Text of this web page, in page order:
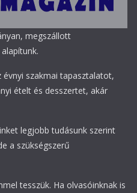
megszállott
szakmai tapasztalatot,
ételt és desszertet, akár
legjobb tudásunk szerint
a szükségszerű
tesszük. Ha olvasóinknak is